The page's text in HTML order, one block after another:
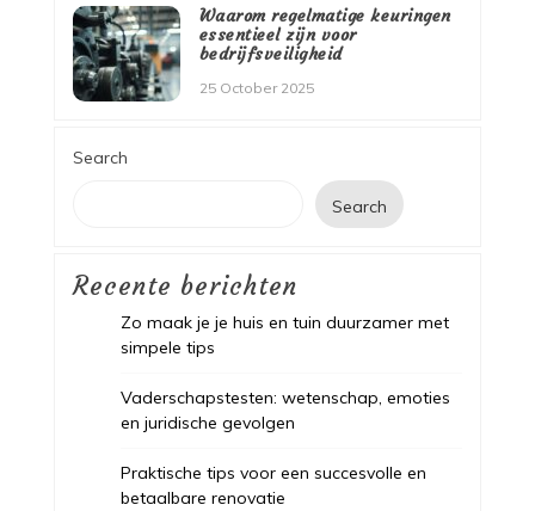
Waarom regelmatige keuringen
essentieel zijn voor
bedrijfsveiligheid
25 October 2025
Search
Search
Recente berichten
Zo maak je je huis en tuin duurzamer met
simpele tips
Vaderschapstesten: wetenschap, emoties
en juridische gevolgen
Praktische tips voor een succesvolle en
betaalbare renovatie